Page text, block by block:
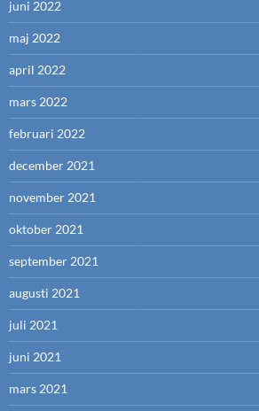
juni 2022
maj 2022
april 2022
mars 2022
februari 2022
december 2021
november 2021
oktober 2021
september 2021
augusti 2021
juli 2021
juni 2021
mars 2021